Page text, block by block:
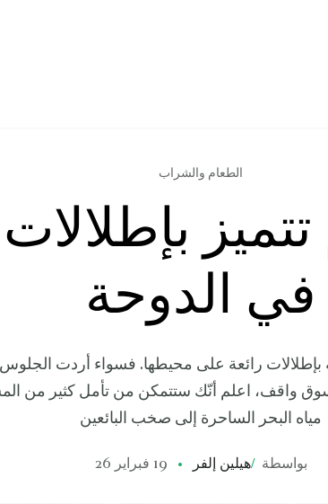
الطعام والشراب
في الدوحة
بإطلالات رائعة على محيطها. فسواء أردت
واقف، اعلم أنّك ستتمكن من تأمل كثير من
مياه البحر الساحرة إلى صخب البائعين
بواسطة /هيلين إلفر 19 فبراير 26